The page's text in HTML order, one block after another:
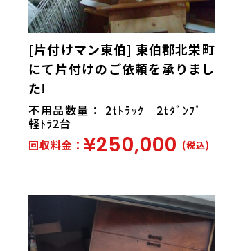
[片付けマン東伯] 東伯郡北栄町
にて片付けのご依頼を承りまし
た!
不用品数量： 2tﾄﾗｯｸ 2tﾀﾞﾝﾌﾟ
軽ﾄﾗ2台
回収料金： ¥250,000 (税込)